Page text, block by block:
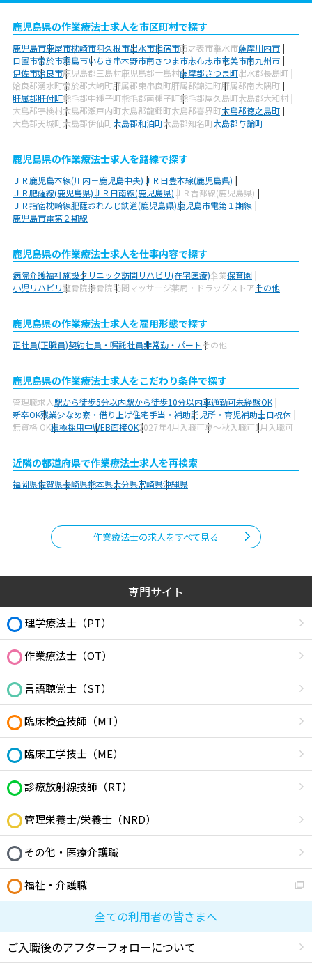
鹿児島県の作業療法士求人を市区町村で探す
鹿児島市鹿屋市枕崎市阿久根市出水市指宿市西之表市垂水市薩摩川内市
日置市曽於市霧島市いちき串木野市南さつま市志布志市奄美市南九州市
伊佐市姶良市鹿児島郡三島村鹿児島郡十島村薩摩郡さつま町出水郡長島町
姶良郡湧水町曽於郡大崎町肝属郡東串良町肝属郡錦江町肝属郡南大隅町
肝属郡肝付町熊毛郡中種子町熊毛郡南種子町熊毛郡屋久島町大島郡大和村
大島郡宇検村大島郡瀬戸内町大島郡龍郷町大島郡喜界町大島郡徳之島町
大島郡天城町大島郡伊仙町大島郡和泊町大島郡知名町大島郡与論町
鹿児島県の作業療法士求人を路線で探す
ＪＲ鹿児島本線(川内－鹿児島中央)ＪＲ日豊本線(鹿児島県)
ＪＲ肥薩線(鹿児島県)ＪＲ日南線(鹿児島県) ＪＲ吉都線(鹿児島県)
ＪＲ指宿枕崎線肥薩おれんじ鉄道(鹿児島県)鹿児島市電第１期線
鹿児島市電第２期線
鹿児島県の作業療法士求人を仕事内容で探す
病院介護福祉施設クリニック訪問リハビリ(在宅医療)企業保育園
小児リハビリ整骨院接骨院訪問マッサージ薬局・ドラッグストアその他
鹿児島県の作業療法士求人を雇用形態で探す
正社員(正職員)契約社員・嘱託社員非常勤・パートその他
鹿児島県の作業療法士求人をこだわり条件で探す
管理職求人駅から徒歩5分以内駅から徒歩10分以内車通勤可未経験OK
新卒OK残業少なめ寮・借り上げ住宅手当・補助託児所・育児補助土日祝休
無資格 OK積極採用中WEB面接OK2027年4月入職可夏～秋入職可1月入職可
近隣の都道府県で作業療法士求人を再検索
福岡県佐賀県長崎県熊本県大分県宮崎県沖縄県
作業療法士の求人をすべて見る
専門サイト
理学療法士（PT）
作業療法士（OT）
言語聴覚士（ST）
臨床検査技師（MT）
臨床工学技士（ME）
診療放射線技師（RT）
管理栄養士/栄養士（NRD）
その他・医療介護職
福祉・介護職
全ての利用者の皆さまへ
ご入職後のアフターフォローについて